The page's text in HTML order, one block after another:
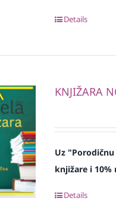
Details
KNJIŽARA
Uz
knjižare i 10%
Details